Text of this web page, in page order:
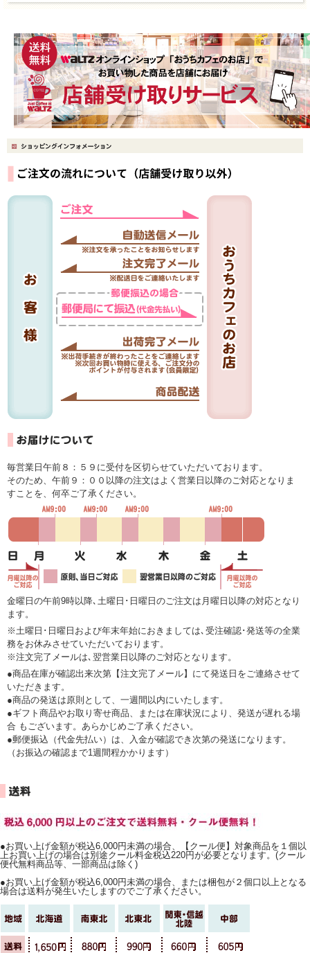
毎営業日午前８：５９に受付を区切らせていただいております。
そのため、午前９：００以降の注文はよく営業日以降のご対応となりま
すことを、何卒ご了承ください。
金曜日の午前9時以降､土曜日･日曜日のご注文は月曜日以降の対応となり
ます。
※土曜日･日曜日および年末年始におきましては､受注確認･発送等の全業
務をお休みさせていただいております。
※注文完了メールは､翌営業日以降のご対応となります。
●商品在庫が確認出来次第【注文完了メール】にて発送日をご連絡させて
いただきます。
●商品の発送は原則として、一週間以内にいたします。
●ギフト商品やお取り寄せ商品、または在庫状況により、発送が遅れる場
合 もございます。あらかじめご了承ください。
●郵便振込（代金先払い）は、入金が確認でき次第の発送になります。
（お振込の確認まで1週間程かかります）
●お買い上げ金額が税込6,000円未満の場合、【クール便】対象商品を１個以
上お買い上げの場合は別途クール料金税込220円が必要となります。(クール
便代無料商品等、一部商品は除く)
●お買い上げ金額が税込6,000円未満の場合、または梱包が２個口以上となる
場合は送料が発生いたしますのでご了承ください。